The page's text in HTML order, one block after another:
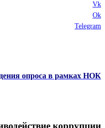
Vk
Ok
Telegram
опроса в рамках НОК
коррупции